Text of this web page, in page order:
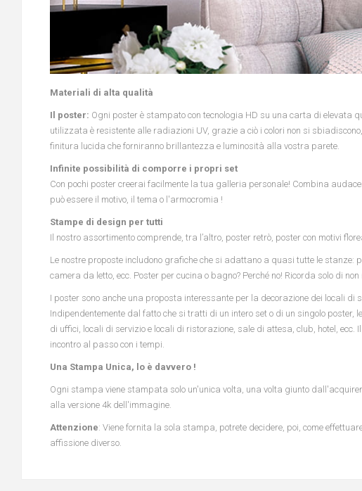
Materiali di alta qualità
Il poster: Ogni poster è stampato con tecnologia HD su una carta di elevata
utilizzata è resistente alle radiazioni UV, grazie a ciò i colori non si
finitura lucida che forniranno brillantezza e luminosità alla vostra parete.
Infinite possibilità di comporre i propri set
Con pochi poster creerai facilmente la tua galleria personale! Combina
può essere il motivo, il tema o l'armocromia !
Stampe di design per tutti
Il nostro assortimento comprende, tra l’altro, poster retrò, poster con motivi
Le nostre proposte includono grafiche che si adattano a quasi tutte le
camera da letto, ecc. Poster per cucina o bagno? Perché no! Ricorda solo di
I poster sono anche una proposta interessante per la decorazione dei locali
Indipendentemente dal fatto che si tratti di un intero set o di un singolo poster,
di uffici, locali di servizio e locali di ristorazione, sale di attesa, club, hotel,
incontro al passo con i tempi.
Una Stampa Unica, lo è davvero !
Ogni stampa viene stampata solo un'unica volta, una volta giunto
alla versione 4k dell'immagine.
Attenzione: Viene fornita la sola stampa, potrete decidere, poi, come
affissione diverso.